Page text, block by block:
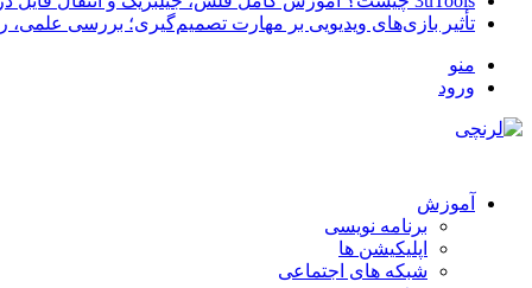
تأثیر بازی‌های ویدیویی بر مهارت تصمیم‌گیری؛ بررسی
منو
ورود
آموزش
برنامه نویسی
اپلیکیشن ها
شبکه های اجتماعی